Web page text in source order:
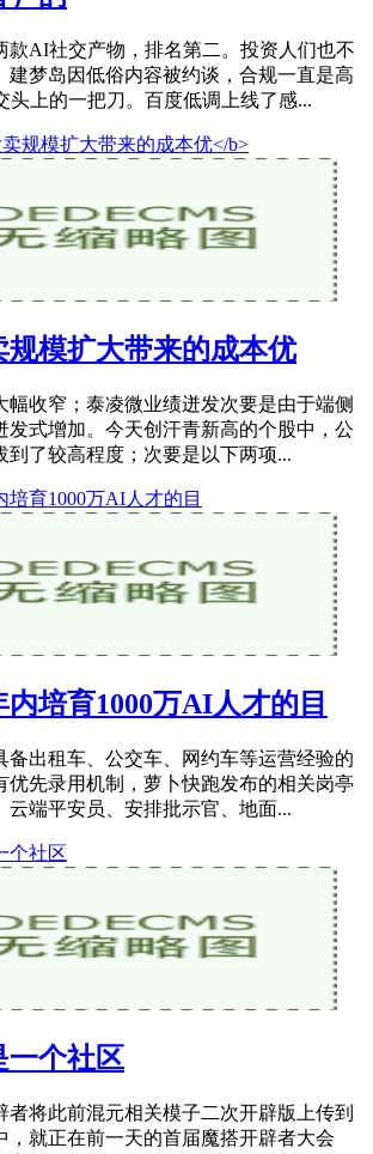
款AI社交产物，排名第二。投资人们也不
建梦岛因低俗内容被约谈，合规一直是高
头上的一把刀。百度低调上线了感...
规模扩大带来的成本优
幅收窄；泰凌微业绩迸发次要是由于端侧
发式增加。今天创汗青新高的个股中，公
到了较高程度；次要是以下两项...
培育1000万AI人才的目
备出租车、公交车、网约车等运营经验的
优先录用机制，萝卜快跑发布的相关岗亭
云端平安员、安排批示官、地面...
一个社区
者将此前混元相关模子二次开辟版上传到
，就正在前一天的首届魔搭开辟者大会